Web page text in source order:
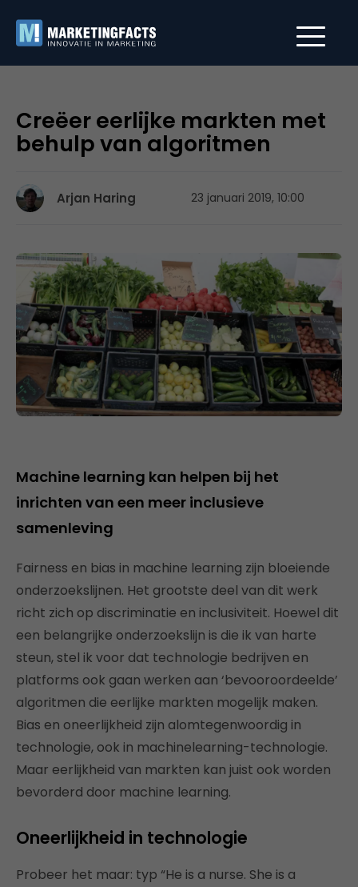
Creëer eerlijke markten met
behulp van algoritmen
Arjan Haring 23 januari 2019, 10:00
Machine learning kan helpen bij het
inrichten van een meer inclusieve
samenleving
Fairness en bias in machine learning zijn bloeiende
onderzoekslijnen. Het grootste deel van dit werk
richt zich op discriminatie en inclusiviteit. Hoewel dit
een belangrijke onderzoekslijn is die ik van harte
steun, stel ik voor dat technologie bedrijven en
platforms ook gaan werken aan ‘bevooroordeelde’
algoritmen die eerlijke markten mogelijk maken.
Bias en oneerlijkheid zijn alomtegenwoordig in
technologie, ook in machinelearning-technologie.
Maar eerlijkheid van markten kan juist ook worden
bevorderd door machine learning.
Oneerlijkheid in technologie
Probeer het maar: typ “He is a nurse. She is a